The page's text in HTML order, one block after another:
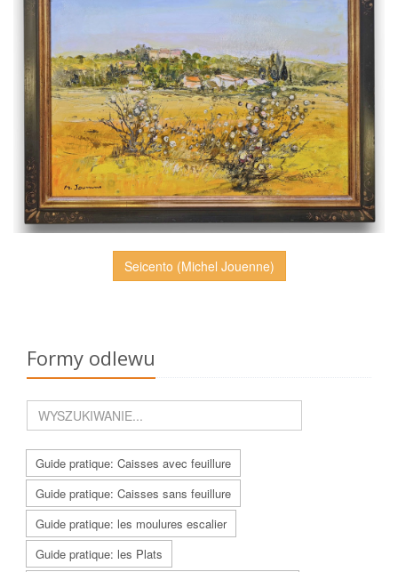
Seicento (Michel Jouenne)
Formy odlewu
Guide pratique: Caisses avec feuillure
Guide pratique: Caisses sans feuillure
Guide pratique: les moulures escalier
Guide pratique: les Plats